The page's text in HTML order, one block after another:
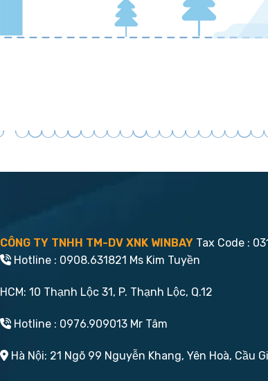
CÔNG TY TNHH TM-DV XNK WINBAY Tax Code :
Hotline : 0908.631821 Ms Kim Tuyền
HCM: 10 Thạnh Lộc 31, P. Thạnh Lộc, Q.12
Hotline : 0976.909013 Mr Tâm
Hà Nội: 21 Ngõ 99 Nguyễn Khang, Yên Hoà, Cầu